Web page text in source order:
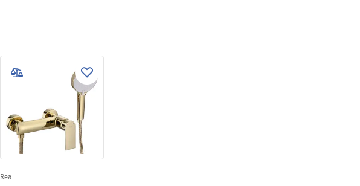
Rea